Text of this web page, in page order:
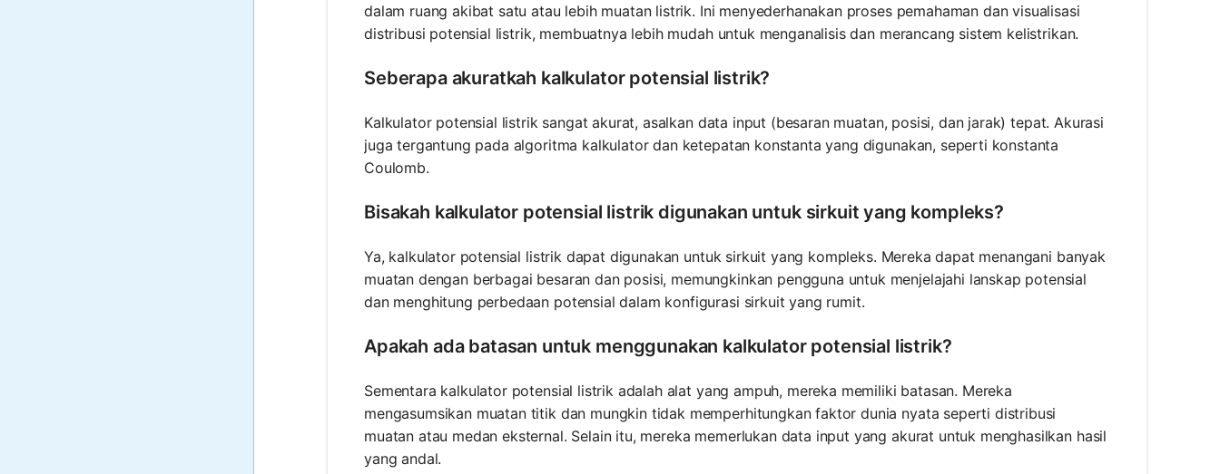
dalam ruang akibat satu atau lebih muatan listrik. Ini menyederhanakan proses pemahaman dan visualisasi
distribusi potensial listrik, membuatnya lebih mudah untuk menganalisis dan merancang sistem kelistrikan.
Seberapa akuratkah kalkulator potensial listrik?
Kalkulator potensial listrik sangat akurat, asalkan data input (besaran muatan, posisi, dan jarak) tepat. Akurasi
juga tergantung pada algoritma kalkulator dan ketepatan konstanta yang digunakan, seperti konstanta
Coulomb.
Bisakah kalkulator potensial listrik digunakan untuk sirkuit yang kompleks?
Ya, kalkulator potensial listrik dapat digunakan untuk sirkuit yang kompleks. Mereka dapat menangani banyak
muatan dengan berbagai besaran dan posisi, memungkinkan pengguna untuk menjelajahi lanskap potensial
dan menghitung perbedaan potensial dalam konfigurasi sirkuit yang rumit.
Apakah ada batasan untuk menggunakan kalkulator potensial listrik?
Sementara kalkulator potensial listrik adalah alat yang ampuh, mereka memiliki batasan. Mereka
mengasumsikan muatan titik dan mungkin tidak memperhitungkan faktor dunia nyata seperti distribusi
muatan atau medan eksternal. Selain itu, mereka memerlukan data input yang akurat untuk menghasilkan hasil
yang andal.